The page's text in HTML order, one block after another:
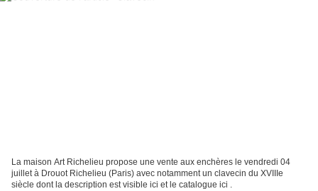
La maison Art Richelieu propose une vente aux enchères le vendredi 04
juillet à Drouot Richelieu (Paris) avec notamment un clavecin du XVIIIe
siècle dont la description est visible ici et le catalogue ici .